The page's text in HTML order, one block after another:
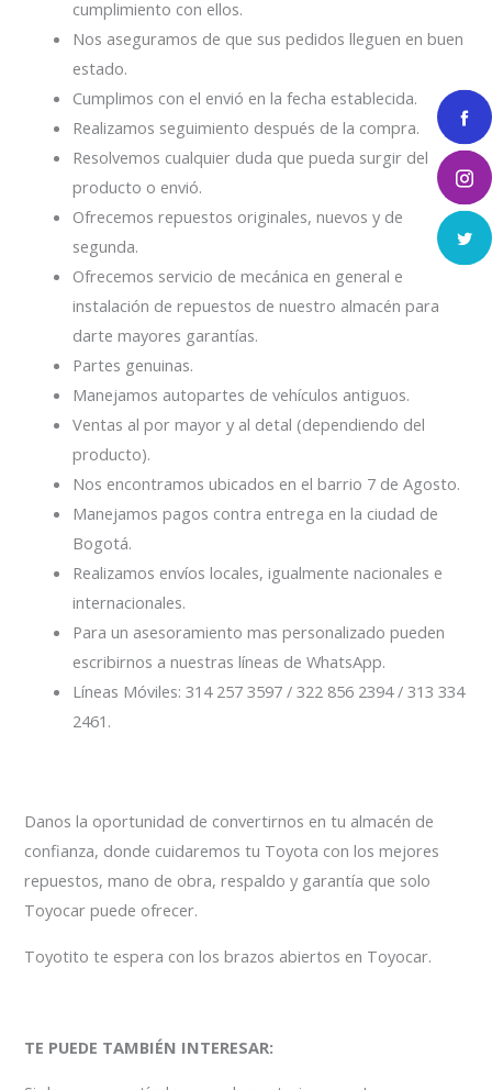
cumplimiento con ellos.
Nos aseguramos de que sus pedidos lleguen en buen
estado.
Cumplimos con el envió en la fecha establecida.
Realizamos seguimiento después de la compra.
Resolvemos cualquier duda que pueda surgir del
producto o envió.
Ofrecemos repuestos originales, nuevos y de
segunda.
Ofrecemos servicio de mecánica en general e
instalación de repuestos de nuestro almacén para
darte mayores garantías.
Partes genuinas.
Manejamos autopartes de vehículos antiguos.
Ventas al por mayor y al detal (dependiendo del
producto).
Nos encontramos ubicados en el barrio 7 de Agosto.
Manejamos pagos contra entrega en la ciudad de
Bogotá.
Realizamos envíos locales, igualmente nacionales e
internacionales.
Para un asesoramiento mas personalizado pueden
escribirnos a nuestras líneas de WhatsApp.
Líneas Móviles: 314 257 3597 / 322 856 2394 / 313 334
2461.
Danos la oportunidad de convertirnos en tu almacén de
confianza, donde cuidaremos tu Toyota con los mejores
repuestos, mano de obra, respaldo y garantía que solo
Toyocar puede ofrecer.
Toyotito te espera con los brazos abiertos en Toyocar.
TE PUEDE TAMBIÉN INTERESAR: